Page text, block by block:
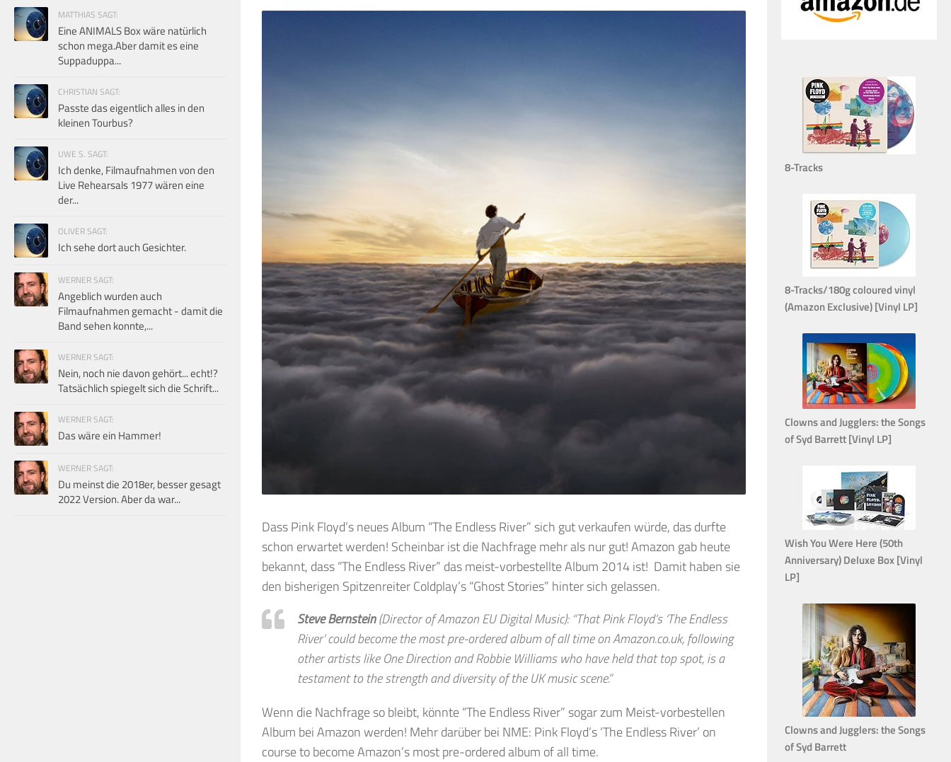
Dass Pink Floyd’s neues Album “The Endless River” sich gut verkaufen würde, das durfte
schon erwartet werden! Scheinbar ist die Nachfrage mehr als nur gut! Amazon gab heute
bekannt, dass “The Endless River” das meist-vorbestellte Album 2014 ist! Damit haben sie
den bisherigen Spitzenreiter Coldplay’s “Ghost Stories” hinter sich gelassen.
Steve Bernstein(Director of Amazon EU Digital Music): “That Pink Floyd’s ‘The Endless
River’ could become the most pre-ordered album of all time on Amazon.co.uk, following
other artists like One Direction and Robbie Williams who have held that top spot, is a
testament to the strength and diversity of the UK music scene.”
Wenn die Nachfrage so bleibt, könnte “The Endless River” sogar zum Meist-vorbestellen
Album bei Amazon werden! Mehr darüber bei NME: Pink Floyd’s ‘The Endless River’ on
course to become Amazon’s most pre-ordered album of all time.
MATTHIAS SAGT:
Eine ANIMALS Box wäre natürlich
schon mega.Aber damit es eine
Suppaduppa...
CHRISTIAN SAGT:
Passte das eigentlich alles in den
kleinen Tourbus?
UWE S. SAGT:
Ich denke, Filmaufnahmen von den
Live Rehearsals 1977 wären eine
der...
OLIVER SAGT:
Ich sehe dort auch Gesichter.
WERNER SAGT:
Angeblich wurden auch
Filmaufnahmen gemacht - damit die
Band sehen konnte,...
WERNER SAGT:
Nein, noch nie davon gehört... echt!?
Tatsächlich spiegelt sich die Schrift...
WERNER SAGT:
Das wäre ein Hammer!
WERNER SAGT:
Du meinst die 2018er, besser gesagt
2022 Version. Aber da war...
8-Tracks
8-Tracks/180g coloured vinyl
(Amazon Exclusive) [Vinyl LP]
Clowns and Jugglers: the Songs
of Syd Barrett [Vinyl LP]
Wish You Were Here (50th
Anniversary) Deluxe Box [Vinyl
LP]
Clowns and Jugglers: the Songs
of Syd Barrett